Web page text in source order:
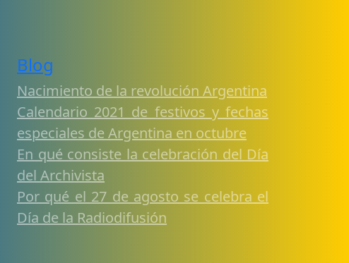
Blog
Nacimiento de la revolución Argentina
Calendario 2021 de festivos y fechas
especiales de Argentina en octubre
En qué consiste la celebración del Día
del Archivista
Por qué el 27 de agosto se celebra el
Día de la Radiodifusión